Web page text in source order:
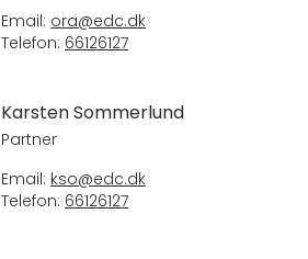
Email: ora@edc.dk
Telefon: 66126127
Karsten Sommerlund
Partner
Email: kso@edc.dk
Telefon: 66126127